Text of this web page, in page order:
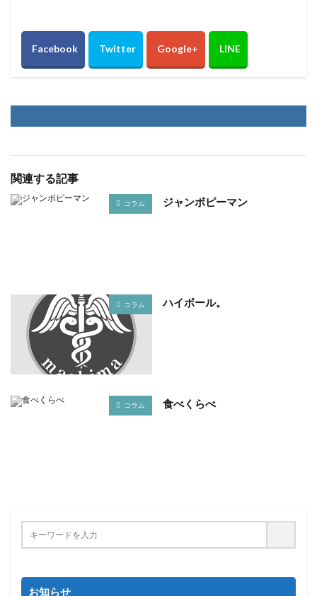
関連する記事
コラム ジャンボピーマン
コラム ハイボール。
コラム 食べくらべ
お知らせ